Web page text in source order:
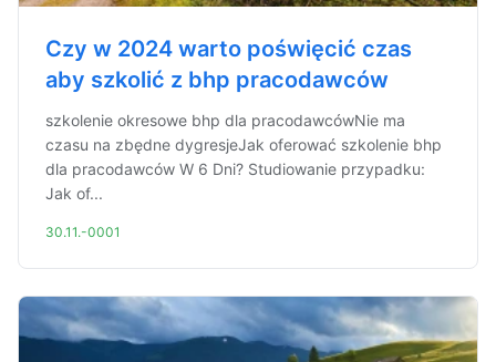
Czy w 2024 warto poświęcić czas
aby szkolić z bhp pracodawców
szkolenie okresowe bhp dla pracodawcówNie ma
czasu na zbędne dygresjeJak oferować szkolenie bhp
dla pracodawców W 6 Dni? Studiowanie przypadku:
Jak of...
30.11.-0001